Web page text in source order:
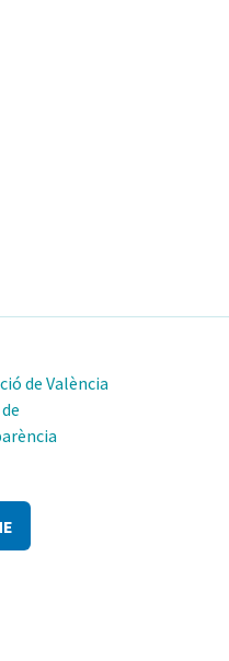
de València